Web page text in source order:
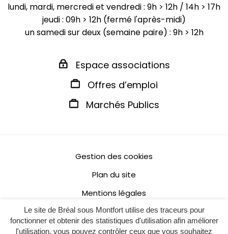
Le site de Bréal sous Montfort utilise des traceurs pour
fonctionner et obtenir des statistiques d'utilisation afin améliorer
l'utilisation, vous pouvez contrôler ceux que vous souhaitez
lundi, mardi, mercredi et vendredi : 9h > 12h / 14h > 17h
jeudi : 09h > 12h (fermé l'après-midi)
un samedi sur deux (semaine paire) : 9h > 12h
Espace associations
Offres d’emploi
Marchés Publics
Gestion des cookies
Plan du site
Mentions légales
Politique de confidentialité
Accessibilité : non conforme